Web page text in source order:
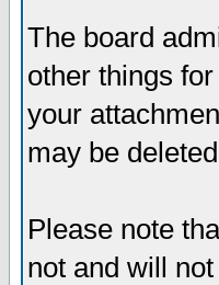
The board
other things
your
may be
Please note
not and will